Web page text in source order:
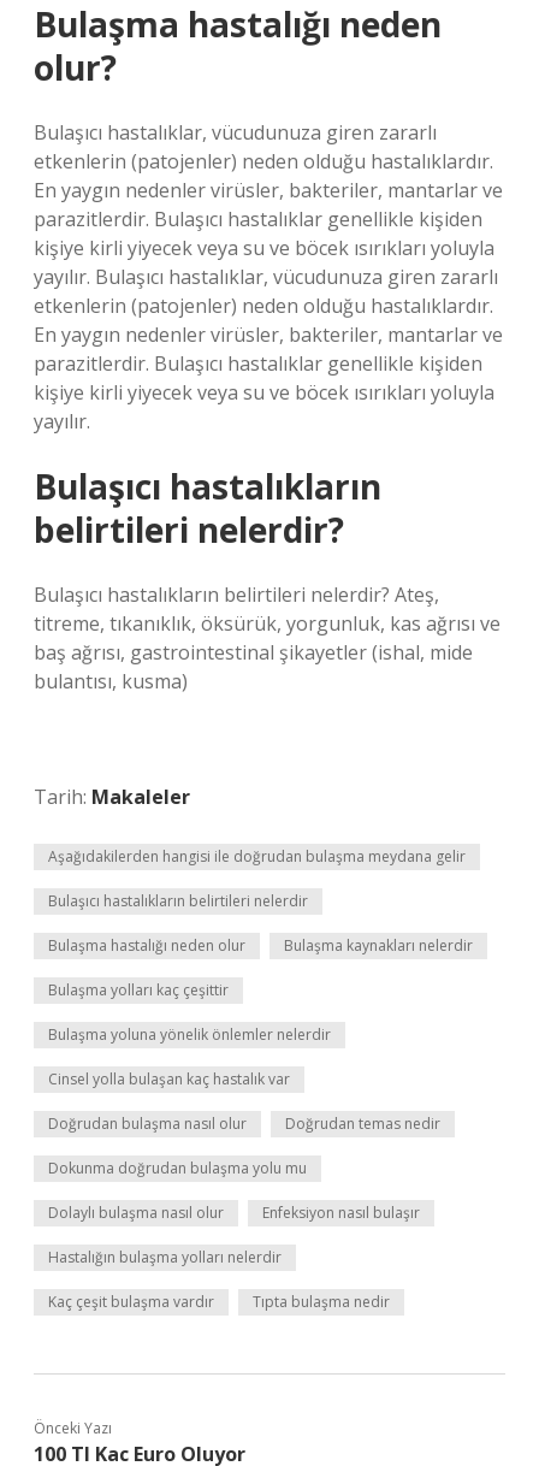
Bulaşma hastalığı neden
olur?
Bulaşıcı hastalıklar, vücudunuza giren zararlı
etkenlerin (patojenler) neden olduğu hastalıklardır.
En yaygın nedenler virüsler, bakteriler, mantarlar ve
parazitlerdir. Bulaşıcı hastalıklar genellikle kişiden
kişiye kirli yiyecek veya su ve böcek ısırıkları yoluyla
yayılır. Bulaşıcı hastalıklar, vücudunuza giren zararlı
etkenlerin (patojenler) neden olduğu hastalıklardır.
En yaygın nedenler virüsler, bakteriler, mantarlar ve
parazitlerdir. Bulaşıcı hastalıklar genellikle kişiden
kişiye kirli yiyecek veya su ve böcek ısırıkları yoluyla
yayılır.
Bulaşıcı hastalıkların
belirtileri nelerdir?
Bulaşıcı hastalıkların belirtileri nelerdir? Ateş,
titreme, tıkanıklık, öksürük, yorgunluk, kas ağrısı ve
baş ağrısı, gastrointestinal şikayetler (ishal, mide
bulantısı, kusma)
Tarih: Makaleler
Aşağıdakilerden hangisi ile doğrudan bulaşma meydana gelir
Bulaşıcı hastalıkların belirtileri nelerdir
Bulaşma hastalığı neden olur Bulaşma kaynakları nelerdir
Bulaşma yolları kaç çeşittir
Bulaşma yoluna yönelik önlemler nelerdir
Cinsel yolla bulaşan kaç hastalık var
Doğrudan bulaşma nasıl olur Doğrudan temas nedir
Dokunma doğrudan bulaşma yolu mu
Dolaylı bulaşma nasıl olur Enfeksiyon nasıl bulaşır
Hastalığın bulaşma yolları nelerdir
Kaç çeşit bulaşma vardır Tıpta bulaşma nedir
Önceki Yazı
100 Tl Kac Euro Oluyor